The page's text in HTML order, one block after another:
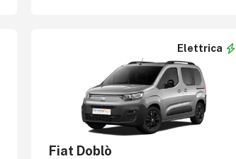
Elettrica
Fiat Doblò